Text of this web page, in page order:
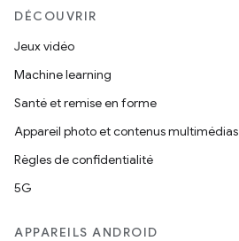
DÉCOUVRIR
Jeux vidéo
Machine learning
Santé et remise en forme
Appareil photo et contenus multimédias
Règles de confidentialité
5G
APPAREILS ANDROID